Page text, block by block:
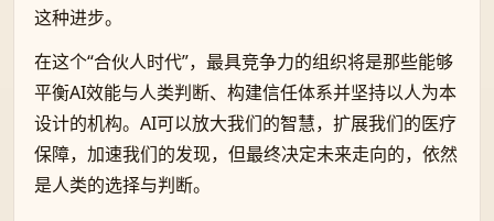
这种进步。
在这个“合伙人时代”，最具竞争力的组织将是那些能够
平衡AI效能与人类判断、构建信任体系并坚持以人为本
设计的机构。AI可以放大我们的智慧，扩展我们的医疗
保障，加速我们的发现，但最终决定未来走向的，依然
是人类的选择与判断。